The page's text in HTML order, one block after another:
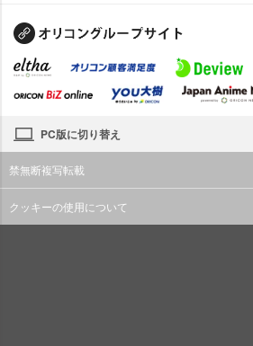
PC版に切り替え
禁無断複写転載
クッキーの使用について